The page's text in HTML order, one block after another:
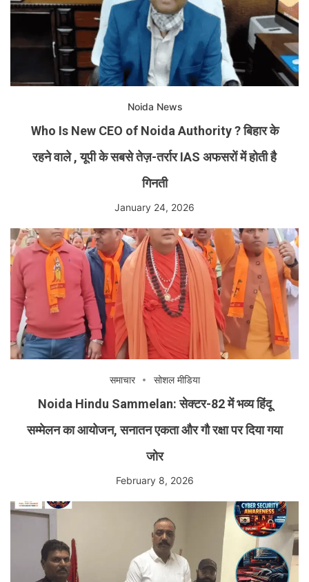
Noida News
Who Is New CEO of Noida Authority ? बिहार के
रहने वाले , यूपी के सबसे तेज़-तर्रार IAS अफसरों में होती है
गिनती
January 24, 2026
समाचार सोशल मीडिया
Noida Hindu Sammelan: सेक्टर-82 में भव्य हिंदू
सम्मेलन का आयोजन, सनातन एकता और गौ रक्षा पर दिया गया
जोर
February 8, 2026